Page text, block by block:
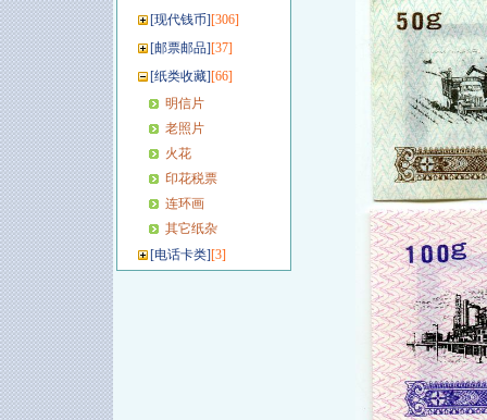
[现代钱币][306]
[邮票邮品][37]
[纸类收藏][66]
明信片
老照片
火花
印花税票
连环画
其它纸杂
[电话卡类][3]